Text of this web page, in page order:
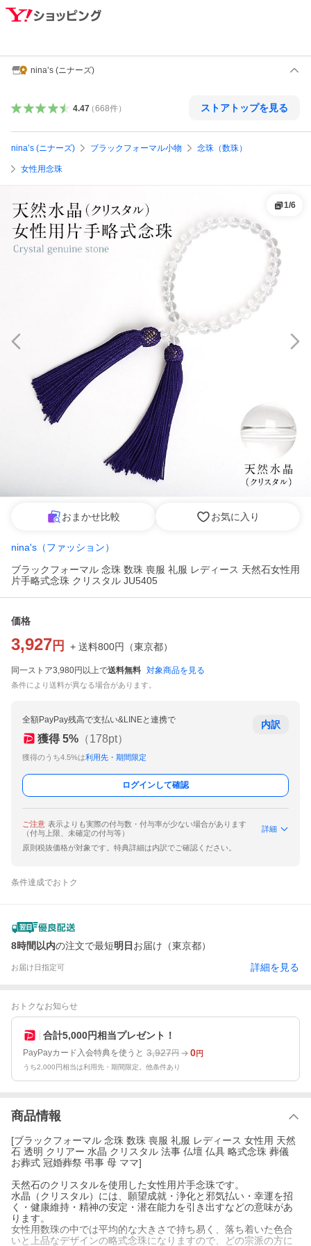
nina’s (ニナーズ)
4.47（668件） ストアトップを見る
nina’s (ニナーズ) ブラックフォーマル小物 念珠（数珠）
女性用念珠
1/6
おまかせ比較 お気に入り
nina's（ファッション）
ブラックフォーマル 念珠 数珠 喪服 礼服 レディース 天然石女性用
片手略式念珠 クリスタル JU5405
価格
3,927 円 + 送料800円 （東京都）
同一ストア3,980円以上で送料無料 対象商品を見る
条件により送料が異なる場合があります。
全額PayPay残高で支払い&LINEと連携で
獲得 5% （178pt）
獲得のうち4.5%は利用先・期間限定
内訳
ログインして確認
ご注意 表示よりも実際の付与数・付与率が少ない場合があります
（付与上限、未確定の付与等）
詳細
原則税抜価格が対象です。特典詳細は内訳でご確認ください。
条件達成でおトク
8時間以内の注文で最短明日 お届け（東京都）
お届け日指定可 詳細を見る
おトクなお知らせ
合計5,000円相当プレゼント！
PayPayカード入会特典を使うと 3,927円 0円
うち2,000円相当は利用先・期間限定。他条件あり
商品情報
[ブラックフォーマル 念珠 数珠 喪服 礼服 レディース 女性用 天然
石 透明 クリアー 水晶 クリスタル 法事 仏壇 仏具 略式念珠 葬儀
お葬式 冠婚葬祭 弔事 母 ママ]
天然石のクリスタルを使用した女性用片手念珠です。
水晶（クリスタル）には、願望成就・浄化と邪気払い・幸運を招
く・健康維持・精神の安定・潜在能力を引き出すなどの意味があ
ります。
女性用数珠の中では平均的な大きさで持ち易く、落ち着いた色合
いと上品なデザインの略式念珠になりますので、どの宗派の方に